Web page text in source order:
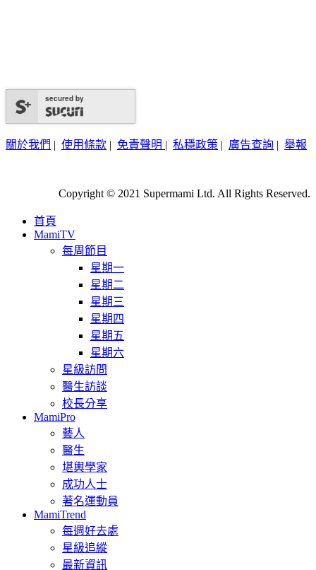
secured by
關於我們 | 使用條款 | 免責聲明 | 私穩政策 | 廣告查詢 | 舉報
Copyright © 2021 Supermami Ltd. All Rights Reserved.
首頁
MamiTV
每周節目
星期一
星期二
星期三
星期四
星期五
星期六
星級訪問
醫生訪談
校長分享
MamiPro
藝人
醫生
堪輿學家
成功人士
著名運動員
MamiTrend
每週好去處
星級追縱
最新資訊